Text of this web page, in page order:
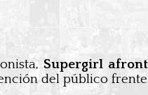
Supergirl
del público